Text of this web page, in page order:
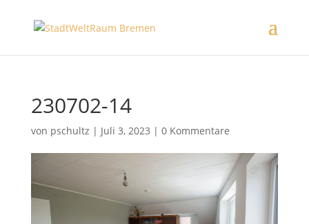
230702-14
von pschultz | Juli 3, 2023 | 0 Kommentare